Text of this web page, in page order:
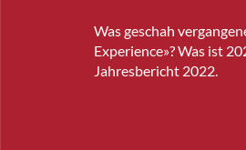
Was geschah
Experience»? Was ist
Jahresbericht 2022.